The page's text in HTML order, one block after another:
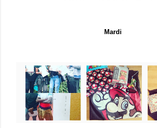
Mardi